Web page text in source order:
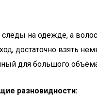
на одежде, а
достаточно взять
для большого
разновидности: